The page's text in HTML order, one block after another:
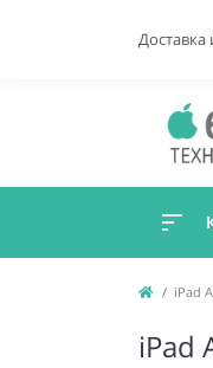
Доставка
iPad
iPad